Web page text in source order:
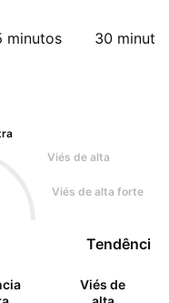
minutos 30
Viés de alta
Viés de alta forte
Tendência
Viés de